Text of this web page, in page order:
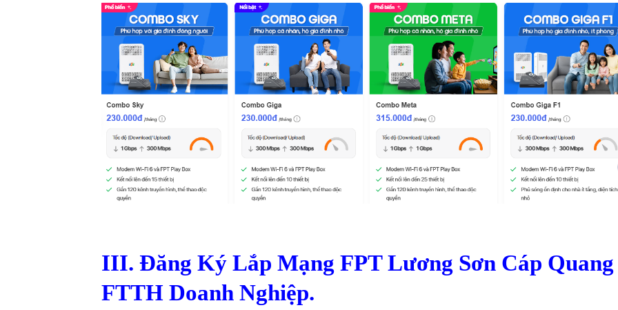
III. Đăng Ký Lắp Mạng FPT Lương Sơn Cáp Quang
FTTH Doanh Nghiệp.